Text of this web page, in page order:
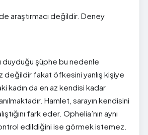
araştırmacı değildir. Deney
duyduğu şüphe bu nedenle
değildir fakat öfkesini yanlış kişiye
kadın da en az kendisi kadar
Hamlet, sarayın kendisini
fark eder. Ophelia’nın aynı
edildiğini ise görmek istemez.